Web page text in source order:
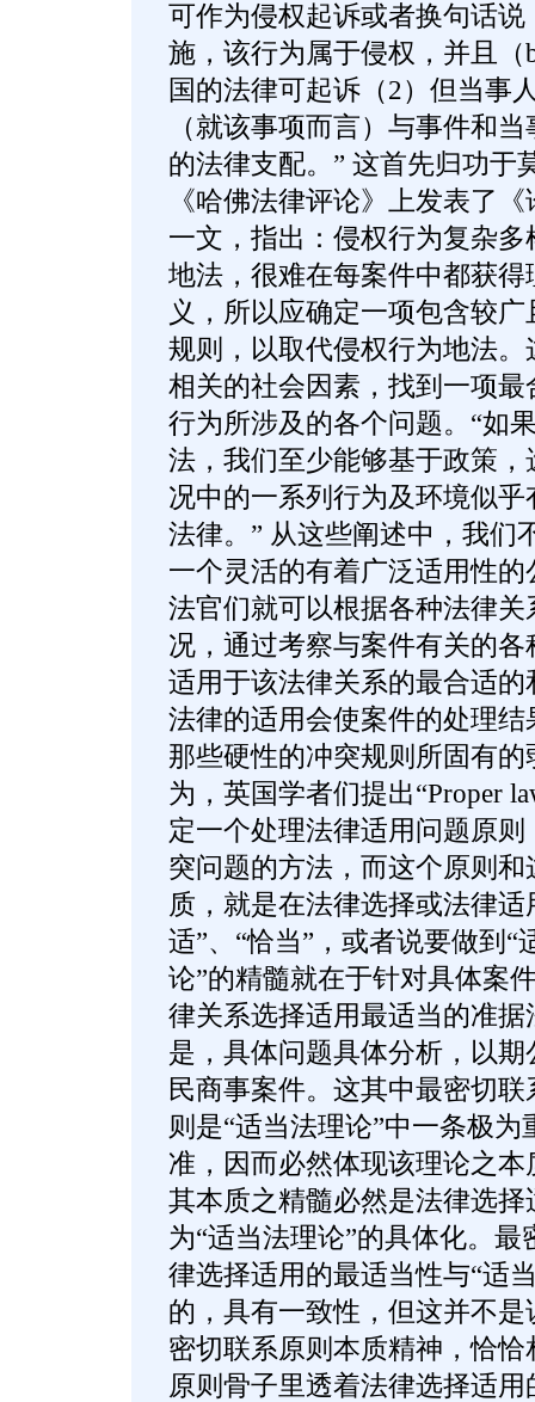
可作为侵权起诉或者换句话
施，该行为属于侵权，并且
国的法律可起诉（2）但当事
（就该事项而言）与事件和
的法律支配。” 这首先归功于
《哈佛法律评论》上发表了
一文，指出：侵权行为复杂
地法，很难在每案件中都获
义，所以应确定一项包含较
规则，以取代侵权行为地法
相关的社会因素，找到一项
行为所涉及的各个问题。“如
法，我们至少能够基于政策
况中的一系列行为及环境似
法律。” 从这些阐述中，我们
一个灵活的有着广泛适用性
法官们就可以根据各种法律
况，通过考察与案件有关的
适用于该法律关系的最合适
法律的适用会使案件的处理
那些硬性的冲突规则所固有
为，英国学者们提出“Proper
定一个处理法律适用问题原
突问题的方法，而这个原则
质，就是在法律选择或法律
适”、“恰当”，或者说要做到“
论”的精髓就在于针对具体案
律关系选择适用最适当的准
是，具体问题具体分析，以
民商事案件。这其中最密切
则是“适当法理论”中一条极
准，因而必然体现该理论之
其本质之精髓必然是法律选
为“适当法理论”的具体化。
律选择适用的最适当性与“适
的，具有一致性，但这并不是
密切联系原则本质精神，恰
原则骨子里透着法律选择适